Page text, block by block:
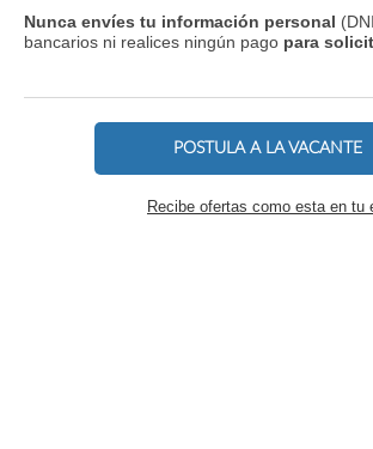
Nunca envíes tu información personal
bancarios ni realices ningún pago para
POSTULA A LA VACANTE
Recibe ofertas como esta en tu